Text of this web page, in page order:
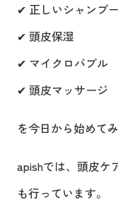
✔ 正しいシャンプー
✔ 頭皮保湿
✔ マイクロバブル
✔ 頭皮マッサージ
を今日から始めて
apishでは、頭皮ケ
も行っています。